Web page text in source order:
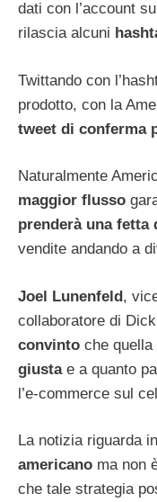
dati con l’account
rilascia alcuni
Twittando con
prodotto, con la
tweet di conferma
Naturalmente
maggior flusso
prenderà una
vendite andando a
Joel Lunenfeld,
collaboratore di
convinto che
giustae a quanto
l’e-commerce sul
La notizia riguarda
americano ma non
che tale strategia